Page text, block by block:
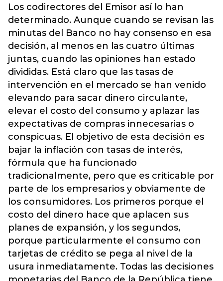
Los codirectores del Emisor así lo han
determinado. Aunque cuando se revisan las
minutas del Banco no hay consenso en esa
decisión, al menos en las cuatro últimas
juntas, cuando las opiniones han estado
divididas. Está claro que las tasas de
intervención en el mercado se han venido
elevando para sacar dinero circulante,
elevar el costo del consumo y aplazar las
expectativas de compras innecesarias o
conspicuas. El objetivo de esta decisión es
bajar la inflación con tasas de interés,
fórmula que ha funcionado
tradicionalmente, pero que es criticable por
parte de los empresarios y obviamente de
los consumidores. Los primeros porque el
costo del dinero hace que aplacen sus
planes de expansión, y los segundos,
porque particularmente el consumo con
tarjetas de crédito se pega al nivel de la
usura inmediatamente. Todas las decisiones